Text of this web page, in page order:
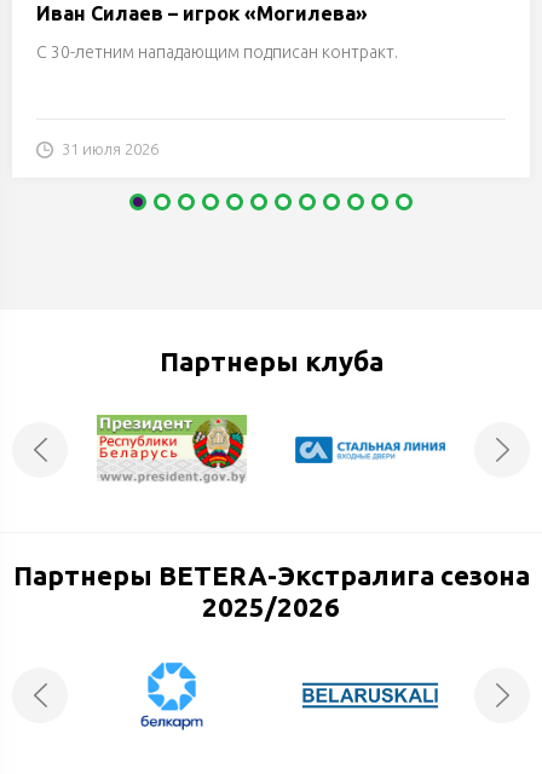
Иван Силаев – игрок «Могилева»
С 30-летним нападающим подписан контракт.
31 июля 2026
Партнеры клуба
Партнеры BETERA-Экстралига сезона
2025/2026